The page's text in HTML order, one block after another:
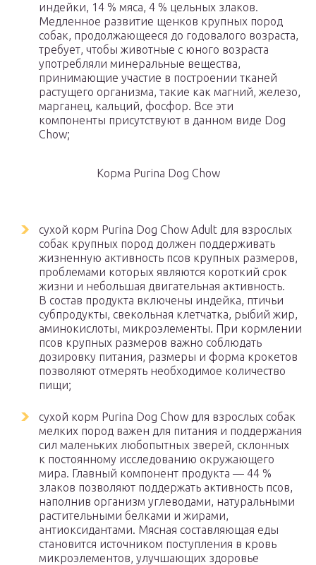
индейки, 14 % мяса, 4 % цельных злаков.
Медленное развитие щенков крупных пород
собак, продолжающееся до годовалого возраста,
требует, чтобы животные с юного возраста
употребляли минеральные вещества,
принимающие участие в построении тканей
растущего организма, такие как магний, железо,
марганец, кальций, фосфор. Все эти
компоненты присутствуют в данном виде Dog
Chow;
Корма Purina Dog Chow
сухой корм Purina Dog Chow Adult для взрослых
собак крупных пород должен поддерживать
жизненную активность псов крупных размеров,
проблемами которых являются короткий срок
жизни и небольшая двигательная активность.
В состав продукта включены индейка, птичьи
субпродукты, свекольная клетчатка, рыбий жир,
аминокислоты, микроэлементы. При кормлении
псов крупных размеров важно соблюдать
дозировку питания, размеры и форма крокетов
позволяют отмерять необходимое количество
пищи;
сухой корм Purina Dog Chow для взрослых собак
мелких пород важен для питания и поддержания
сил маленьких любопытных зверей, склонных
к постоянному исследованию окружающего
мира. Главный компонент продукта — 44 %
злаков позволяют поддержать активность псов,
наполнив организм углеводами, натуральными
растительными белками и жирами,
антиоксидантами. Мясная составляющая еды
становится источником поступления в кровь
микроэлементов, улучшающих здоровье